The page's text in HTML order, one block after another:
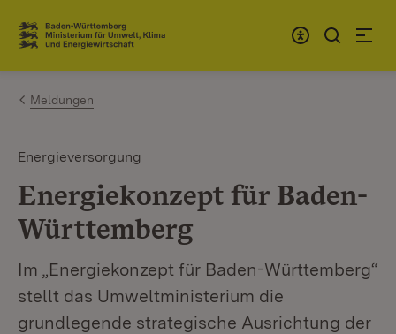
Zum Inhalt springen
Link zur Startseite
Meldungen
Energieversorgung
Energiekonzept für Baden-
Württemberg
Im „Energiekonzept für Baden-Württemberg“
stellt das Umweltministerium die
grundlegende strategische Ausrichtung der